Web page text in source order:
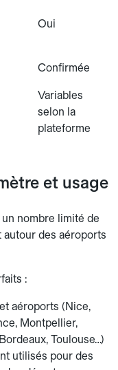
Oui
Confirmée
Variables
selon la
plateforme
et usage
nombre limité de
des aéroports
:
aéroports (Nice,
Montpellier,
Toulouse…)
utilisés pour des